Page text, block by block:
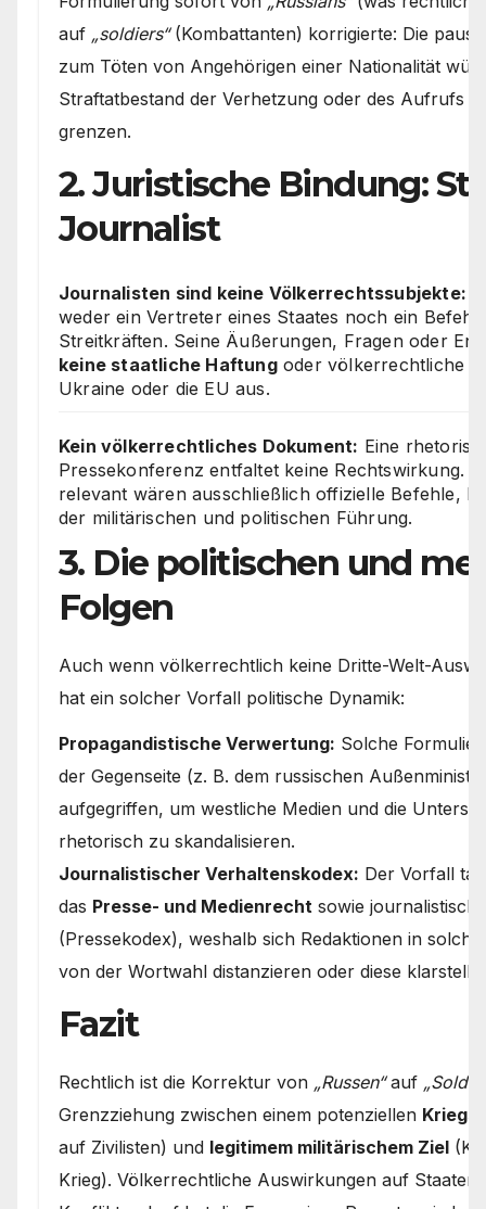
auf „soldiers“(Kombattanten) korrigierte: Die
zum Töten von Angehörigen einer Nationalität
Straftatbestand der Verhetzung oder des Aufrufs
grenzen.
2. Juristische Bindung:
Journalist
Journalisten sind keine Völkerrechtssubjekte:
weder ein Vertreter eines Staates noch ein
Streitkräften. Seine Äußerungen, Fragen oder
keine staatliche Haftungoder völkerrechtliche
Ukraine oder die EU aus.
Kein völkerrechtliches Dokument: Eine
Pressekonferenz entfaltet keine Rechtswirkung.
relevant wären ausschließlich offizielle Befehle,
der militärischen und politischen Führung.
3. Die politischen und
Folgen
Auch wenn völkerrechtlich keine Dritte-Welt-
hat ein solcher Vorfall politische Dynamik:
Propagandistische Verwertung: Solche
der Gegenseite (z. B. dem russischen
aufgegriffen, um westliche Medien und die
rhetorisch zu skandalisieren.
Journalistischer Verhaltenskodex: Der Vorfall
das Presse- und Medienrecht sowie
(Pressekodex), weshalb sich Redaktionen in
von der Wortwahl distanzieren oder diese
Fazit
Rechtlich ist die Korrektur von „Russen“auf
Grenzziehung zwischen einem potenziellen
auf Zivilisten) und legitimem militärischem Ziel
Krieg). Völkerrechtliche Auswirkungen auf Staaten